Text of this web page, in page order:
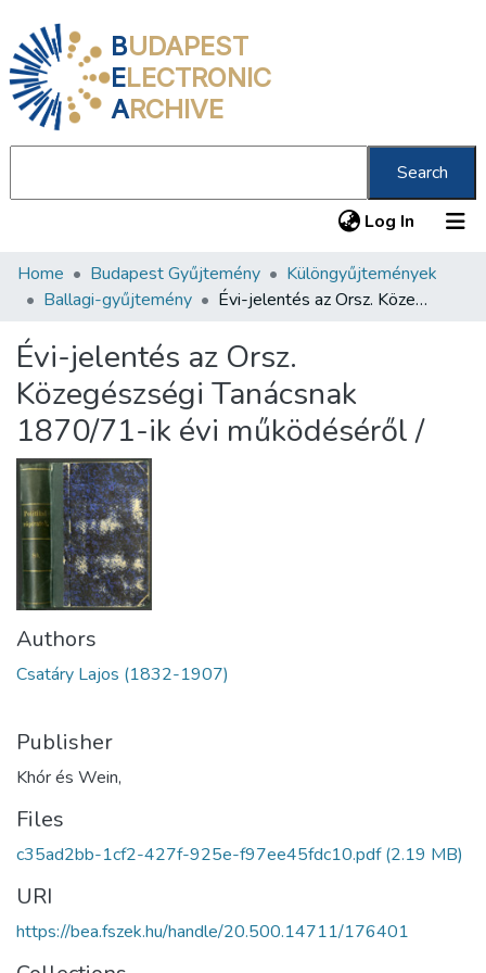
BUDAPEST
ELECTRONIC
ARCHIVE
Search
Log In (current)
Communities & Collections
Statistics
About us
Home Budapest Gyűjtemény
Különgyűjtemények
Ballagi-gyűjtemény
Évi-jelentés az Orsz. Közegészségi Tanácsnak 1870/71-ik évi működéséről /
Évi-jelentés az Orsz.
Közegészségi Tanácsnak
1870/71-ik évi működéséről /
Authors
Csatáry Lajos (1832-1907)
Publisher
Khór és Wein,
Files
c35ad2bb-1cf2-427f-925e-f97ee45fdc10.pdf(2.19 MB)
URI
https://bea.fszek.hu/handle/20.500.14711/176401